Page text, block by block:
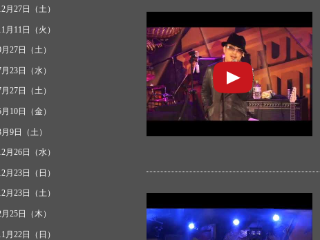
月27日（土）
月11日（火）
27日（土）
23日（水）
27日（土）
10日（金）
9日（土）
月26日（水）
月23日（日）
月23日（土）
25日（木）
月22日（日）